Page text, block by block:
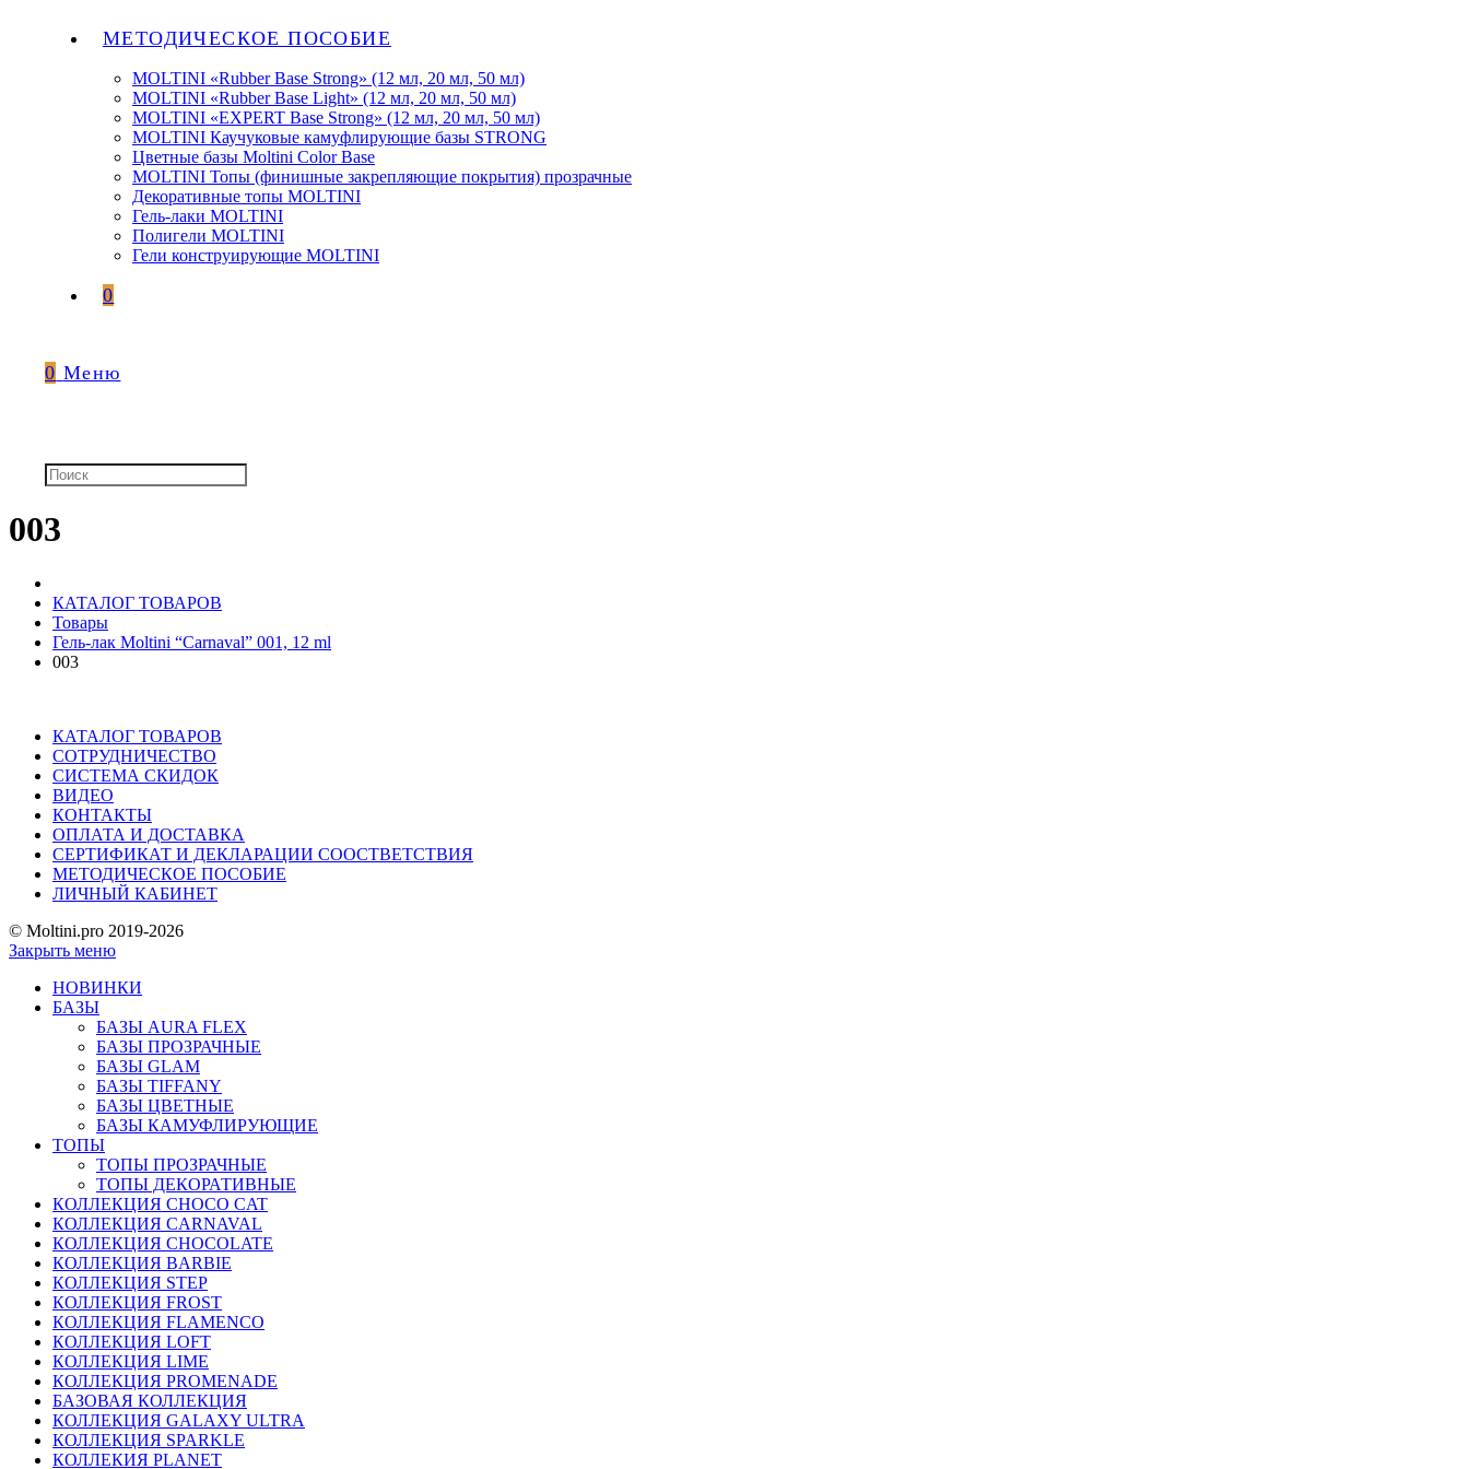
МЕТОДИЧЕСКОЕ ПОСОБИЕ
MOLTINI «Rubber Base Strong» (12 мл, 20 мл, 50 мл)
MOLTINI «Rubber Base Light» (12 мл, 20 мл, 50 мл)
MOLTINI «EXPERT Base Strong» (12 мл, 20 мл, 50 мл)
MOLTINI Каучуковые камуфлирующие базы STRONG
Цветные базы Moltini Color Base
MOLTINI Топы (финишные закрепляющие покрытия) прозрачные
Декоративные топы MOLTINI
Гель-лаки MOLTINI
Полигели MOLTINI
Гели конструирующие MOLTINI
0
0 Меню
003
КАТАЛОГ ТОВАРОВ
Товары
Гель-лак Moltini “Carnaval” 001, 12 ml
003
КАТАЛОГ ТОВАРОВ
СОТРУДНИЧЕСТВО
СИСТЕМА СКИДОК
ВИДЕО
КОНТАКТЫ
ОПЛАТА И ДОСТАВКА
СЕРТИФИКАТ И ДЕКЛАРАЦИИ СООСТВЕТСТВИЯ
МЕТОДИЧЕСКОЕ ПОСОБИЕ
ЛИЧНЫЙ КАБИНЕТ
© Moltini.pro 2019-2026
Закрыть меню
НОВИНКИ
БАЗЫ
БАЗЫ AURA FLEX
БАЗЫ ПРОЗРАЧНЫЕ
БАЗЫ GLAM
БАЗЫ TIFFANY
БАЗЫ ЦВЕТНЫЕ
БАЗЫ КАМУФЛИРУЮЩИЕ
ТОПЫ
ТОПЫ ПРОЗРАЧНЫЕ
ТОПЫ ДЕКОРАТИВНЫЕ
КОЛЛЕКЦИЯ CHOCO CAT
КОЛЛЕКЦИЯ CARNAVAL
КОЛЛЕКЦИЯ CHOCOLATE
КОЛЛЕКЦИЯ BARBIE
КОЛЛЕКЦИЯ STEP
КОЛЛЕКЦИЯ FROST
КОЛЛЕКЦИЯ FLAMENCO
КОЛЛЕКЦИЯ LOFT
КОЛЛЕКЦИЯ LIME
КОЛЛЕКЦИЯ PROMENADE
БАЗОВАЯ КОЛЛЕКЦИЯ
КОЛЛЕКЦИЯ GALAXY ULTRA
КОЛЛЕКЦИЯ SPARKLE
КОЛЛЕКИЯ PLANET